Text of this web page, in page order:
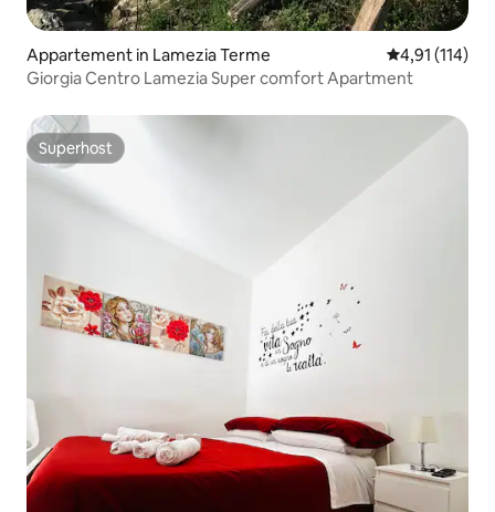
Appartement in Lamezia Terme Gemiddelde
4,91 (114)
Giorgia Centro Lamezia Super comfort Apartment
Superhost
Superhost